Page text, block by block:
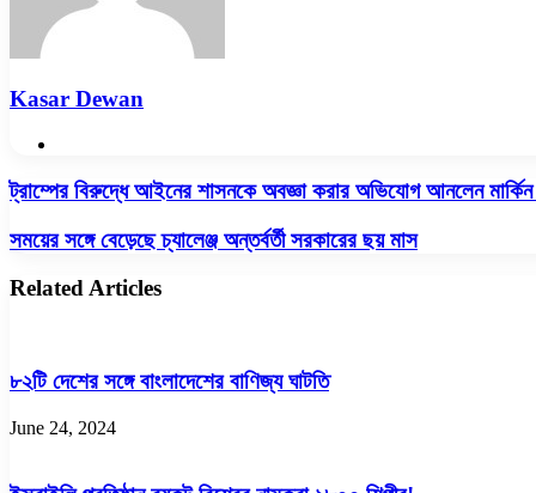
Kasar Dewan
ট্রাম্পের
বিরুদ্ধে
আইনের
শাসনকে
করার
বিচারক
ট্রাম্পের বিরুদ্ধে আইনের শাসনকে অবজ্ঞা করার অভিযোগ আনলেন মার্কিন
সময়ের
বেড়েছে
চ্যালেঞ্জ
মাস
সময়ের সঙ্গে বেড়েছে চ্যালেঞ্জ অন্তর্বর্তী সরকারের ছয় মাস
Related Articles
৮২টি দেশের সঙ্গে বাংলাদেশের বাণিজ্য ঘাটতি
June 24, 2024